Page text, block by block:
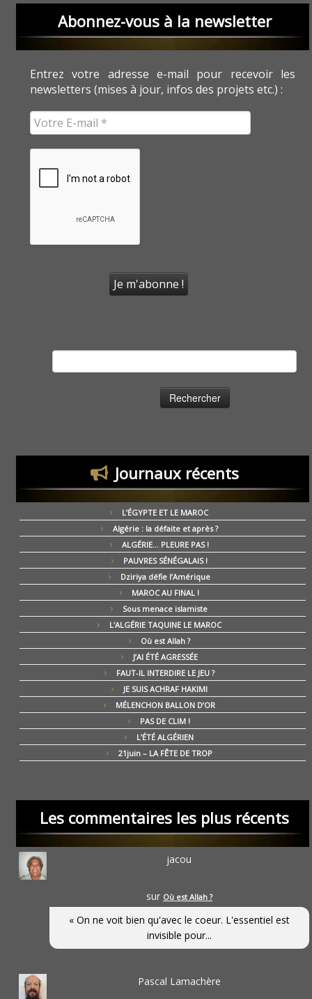
Abonnez-vous à la newsletter
Entrez votre adresse e-mail pour recevoir les
newsletters (mises à jour, infos des projets etc.) :
Journaux récents
L’ÉGYPTE ET LE MAROC
Algérie : la défaite et après ?
ALGÉRIE… PLEURE PAS !
PAUVRES SÉNÉGALAIS !
Dziriya défie l’Amérique
MAROC AU FINAL !
Sous menace islamiste
L’ALGÉRIE TAQUINE LE MAROC
Où est Allah ?
J’AI ÉTÉ AGRESSÉE
FAUT-IL INTERDIRE LE JEU ?
JE SUIS ACHRAF HAKIMI
MÉLENCHON BALLON D’OR
PAS DE CLIM !
L’ÉTÉ ALGÉRIEN
21juin – LA FÊTE DE TROP
Les commentaires les plus récents
jacou
sur Où est Allah ?
« On ne voit bien qu'avec le coeur. L'essentiel est
invisible pour...
Pascal Lamachère